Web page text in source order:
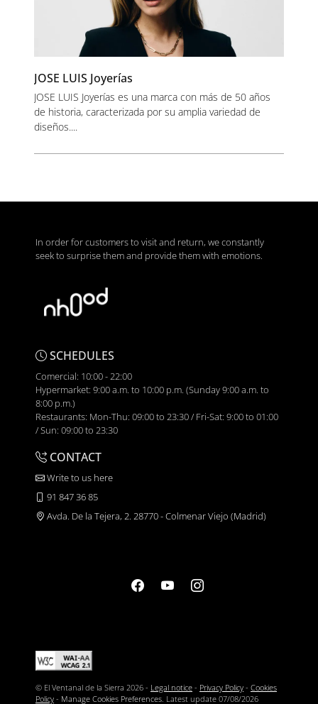
JOSE LUIS Joyerías
JOSE LUIS Joyerías es una marca con más de 50 años
de historia, caracterizada por su amplia variedad de
diseños....
In order for customers to visit and return, we constantly
seek to surprise them and provide them with emotions.
SCHEDULES
Comercial: 10:00 - 22:00
Hypermarket: 9:00 a.m. to 10:00 p.m. (Sunday 9:00 a.m. to
8:00 p.m.)
Restaurants: Mon-Thu: 09:00 to 23:30 / Fri-Sat: 9:00 to 01:00
/ Sun: 09:00 to 23:30
CONTACT
Write to us here
91 847 36 85
Avda. De la Tejera, 2. 28770 - Colmenar Viejo (Madrid)
© El Ventanal de la Sierra 2026 - Legal notice - Privacy Policy - Cookies
Policy - Manage Cookies Preferences. Latest update 07/08/2026